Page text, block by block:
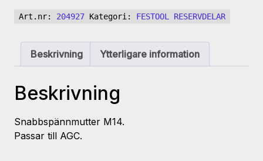
18
mängd
Art.nr: 204927 Kategori: FESTOOL RESERVDELAR
Beskrivning Ytterligare information
Beskrivning
Snabbspännmutter M14.
Passar till AGC.